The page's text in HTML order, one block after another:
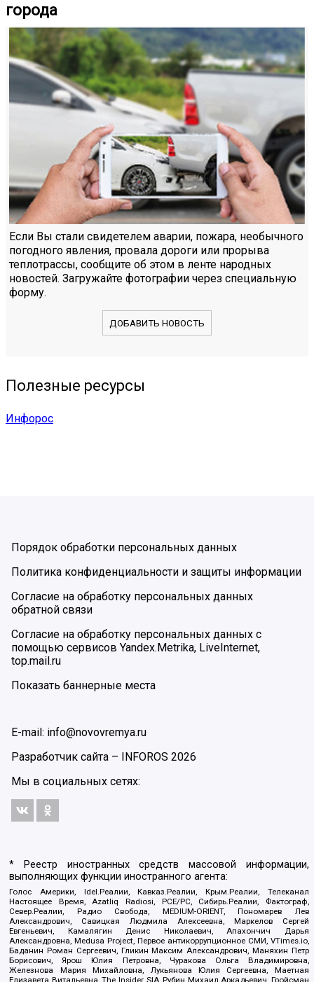
города
Если Вы стали свидетелем аварии, пожара, необычного
погодного явления, провала дороги или прорыва
теплотрассы, сообщите об этом в ленте народных
новостей. Загружайте фотографии через специальную
форму.
ДОБАВИТЬ НОВОСТЬ
Полезные ресурсы
Инфорос
Порядок обработки персональных данных
Политика конфиденциальности и защиты информации
Согласие на обработку персональных данных
обратной связи
Согласие на обработку персональных данных с
помощью сервисов Yandex.Metrika, LiveInternet,
top.mail.ru
Показать баннерные места
E-mail: info@novovremya.ru
Разработчик сайта – INFOROS 2026
Мы в социальных сетях:
* Реестр иностранных средств массовой информации,
выполняющих функции иностранного агента:
Голос Америки, Idel.Реалии, Кавказ.Реалии, Крым.Реалии, Телеканал
Настоящее Время, Azatliq Radiosi, PCE/PC, Сибирь.Реалии, Фактограф,
Север.Реалии, Радио Свобода, MEDIUM-ORIENT, Пономарев Лев
Александрович, Савицкая Людмила Алексеевна, Маркелов Сергей
Евгеньевич, Камалягин Денис Николаевич, Апахончич Дарья
Александровна, Medusa Project, Первое антикоррупционное СМИ, VTimes.io,
Баданин Роман Сергеевич, Гликин Максим Александрович, Маняхин Петр
Борисович, Ярош Юлия Петровна, Чуракова Ольга Владимировна,
Железнова Мария Михайловна, Лукьянова Юлия Сергеевна, Маетная
Елизавета Витальевна, The Insider SIA, Рубин Михаил Аркадьевич, Гройсман